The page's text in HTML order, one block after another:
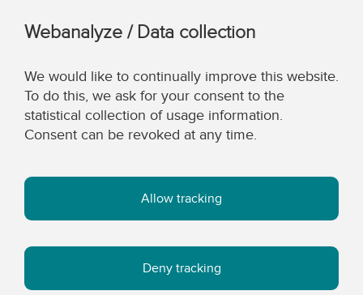
Webanalyze / Data collection
We would like to continually improve this website.
To do this, we ask for your consent to the
statistical collection of usage information.
Consent can be revoked at any time.
Allow tracking
Deny tracking